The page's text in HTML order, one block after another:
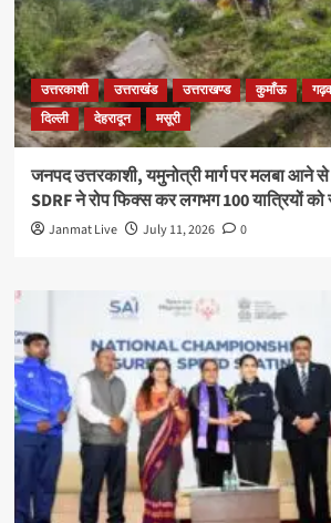
उत्तरकाशी उत्तराखंड उत्तराखण्ड कुमाँऊ
दिल्ली
देहरादून मसूरी
जनपद उत्तरकाशी, यमुनोत्री मार्ग पर मलबा आने
SDRF ने रोप फिक्स कर लगभग 100 यात्रियों
Janmat Live July 11, 2026 0